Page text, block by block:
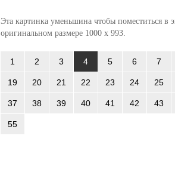
Эта картинка уменьшина чтобы поместиться в
оригинальном размере 1000 x 993.
1 2 3 4 5 6 7
19 20 21 22 23 24 25
37 38 39 40 41 42 43
55